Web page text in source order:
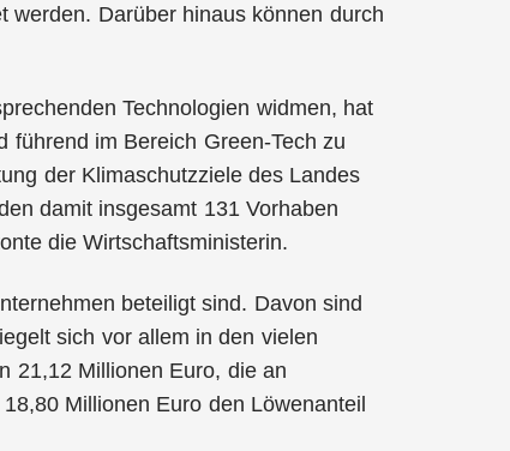
werden. Darüber hinaus können durch
Technologien widmen, hat
führend im Bereich Green-Tech zu
der Klimaschutzziele des Landes
damit insgesamt 131 Vorhaben
die Wirtschaftsministerin.
beteiligt sind. Davon sind
sich vor allem in den vielen
21,12 Millionen Euro, die an
Millionen Euro den Löwenanteil